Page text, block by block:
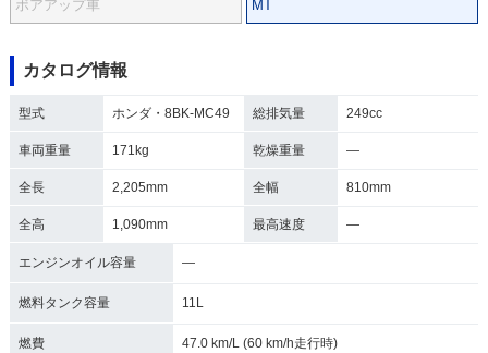
ボアアップ車 MT
カタログ情報
型式 ホンダ・8BK-MC49 総排気量 249cc
車両重量 171kg 乾燥重量 ―
全長 2,205mm 全幅 810mm
全高 1,090mm 最高速度 ―
エンジンオイル容量 ―
燃料タンク容量 11L
燃費 47.0 km/L (60 km/h走行時)